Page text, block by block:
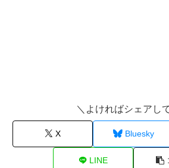
＼よければシェアし
X Bluesky
LINE